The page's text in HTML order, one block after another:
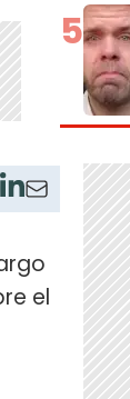
el
5